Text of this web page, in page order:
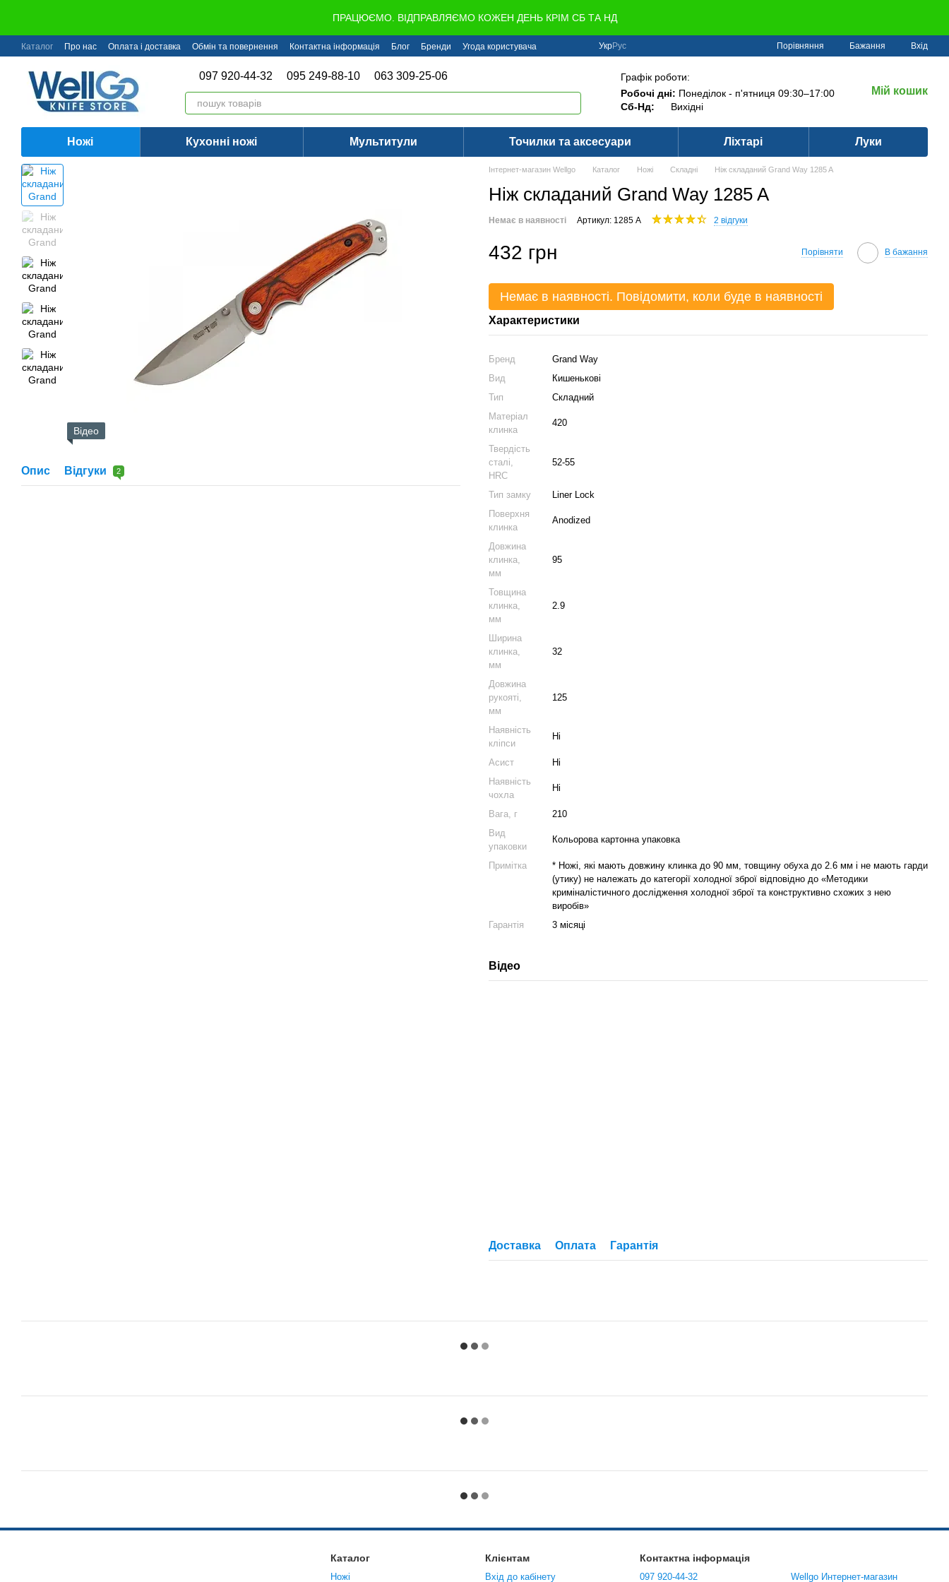
ПРАЦЮЄМО. ВІДПРАВЛЯЄМО КОЖЕН ДЕНЬ КРІМ СБ ТА НД
Каталог Про нас Оплата і доставка Обмін та повернення Контактна інформація Блог Бренди Угода користувача УкрРус Порівняння Бажання Вхід
097 920-44-32 095 249-88-10 063 309-25-06
Графік роботи:
Робочі дні: Понеділок - п'ятниця 09:30–17:00
Сб-Нд:
Вихідні
Мій кошик
Ножі Кухонні ножі Мультитули Точилки та аксесуари Ліхтарі Луки
Відео
Опис Відгуки 2
Інтернет-магазин Wellgo Каталог Ножі Складні Ніж складаний Grand Way 1285 A
Ніж складаний Grand Way 1285 A
Немає в наявності Артикул: 1285 A 2 відгуки
432 грн Порівняти В бажання
Немає в наявності. Повідомити, коли буде в наявності
Характеристики
Бренд
Grand Way
Вид
Кишенькові
Тип
Складний
Матеріал
клинка
420
Твердість
сталі,
HRC
52-55
Тип замку
Liner Lock
Поверхня
клинка
Anodized
Довжина
клинка,
мм
95
Товщина
клинка,
мм
2.9
Ширина
клинка,
мм
32
Довжина
рукояті,
мм
125
Наявність
кліпси
Ні
Асист
Ні
Наявність
чохла
Ні
Вага, г
210
Вид
упаковки
Кольорова картонна упаковка
Примітка
* Ножі, які мають довжину клинка до 90 мм, товщину обуха до 2.6 мм і не мають гарди
(утику) не належать до категорії холодної зброї відповідно до «Методики
криміналістичного дослідження холодної зброї та конструктивно схожих з нею
виробів»
Гарантія
3 місяці
Відео
Доставка Оплата Гарантія
Каталог
Ножі
Клієнтам
Вхід до кабінету
Контактна інформація
097 920-44-32 Wellgo Интернет-магазин